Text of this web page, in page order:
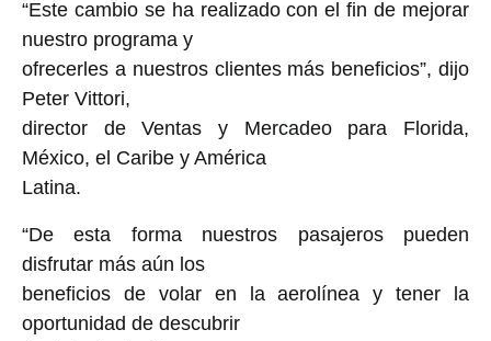
“Este cambio se ha realizado con el fin de mejorar
nuestro programa y
ofrecerles a nuestros clientes más beneficios”, dijo
Peter Vittori,
director de Ventas y Mercadeo para Florida,
México, el Caribe y América
Latina.
“De esta forma nuestros pasajeros pueden
disfrutar más aún los
beneficios de volar en la aerolínea y tener la
oportunidad de descubrir